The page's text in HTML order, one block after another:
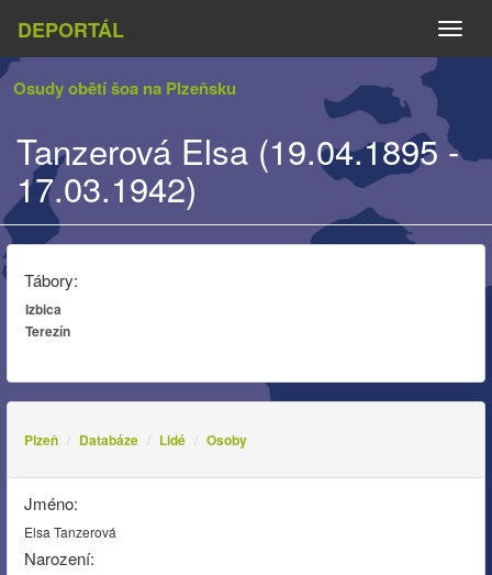
DEPORTÁL
Osudy obětí šoa na Plzeňsku
Tanzerová Elsa (19.04.1895 -
17.03.1942)
Tábory:
Izbica
Terezín
Plzeň Databáze Lidé Osoby
Jméno:
Elsa Tanzerová
Narození: